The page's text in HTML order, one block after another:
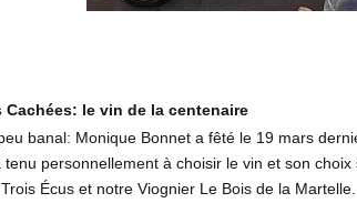
Cachées: le vin de la centenaire
banal: Monique Bonnet a fêté le 19 mars
tenu personnellement à choisir le vin et son choix
Écus et notre Viognier Le Bois de la